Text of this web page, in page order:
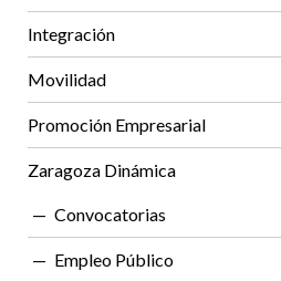
Integración
Movilidad
Promoción Empresarial
Zaragoza Dinámica
Convocatorias
Empleo Público